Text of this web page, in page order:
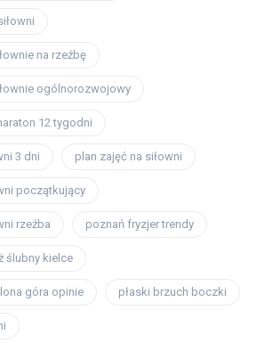
na rzeźbę
ogólnorozwojowy
12 tygodni
3 dni plan zajęć na siłowni
początkujący
rzeźba poznań fryzjer trendy
ślubny kielce
góra opinie płaski brzuch boczki